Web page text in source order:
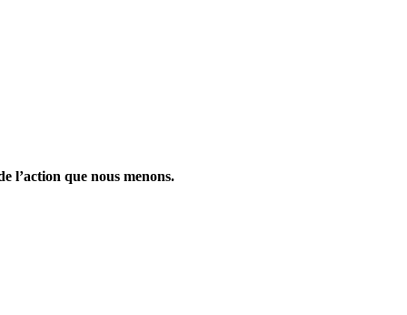
l’action que nous menons.